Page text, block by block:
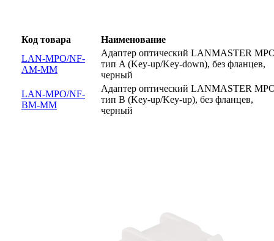
Код товара
Наименование
LAN-MPO/NF-
AM-MM
Адаптер оптический LANMASTER
тип A (Key-up/Key-down), без фланцев,
черный
LAN-MPO/NF-
BM-MM
Адаптер оптический LANMASTER
тип B (Key-up/Key-up), без фланцев,
черный